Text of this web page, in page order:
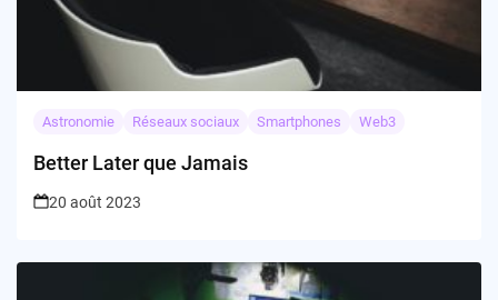
Astronomie Réseaux sociaux Smartphones Web3
Better Later que Jamais
20 août 2023